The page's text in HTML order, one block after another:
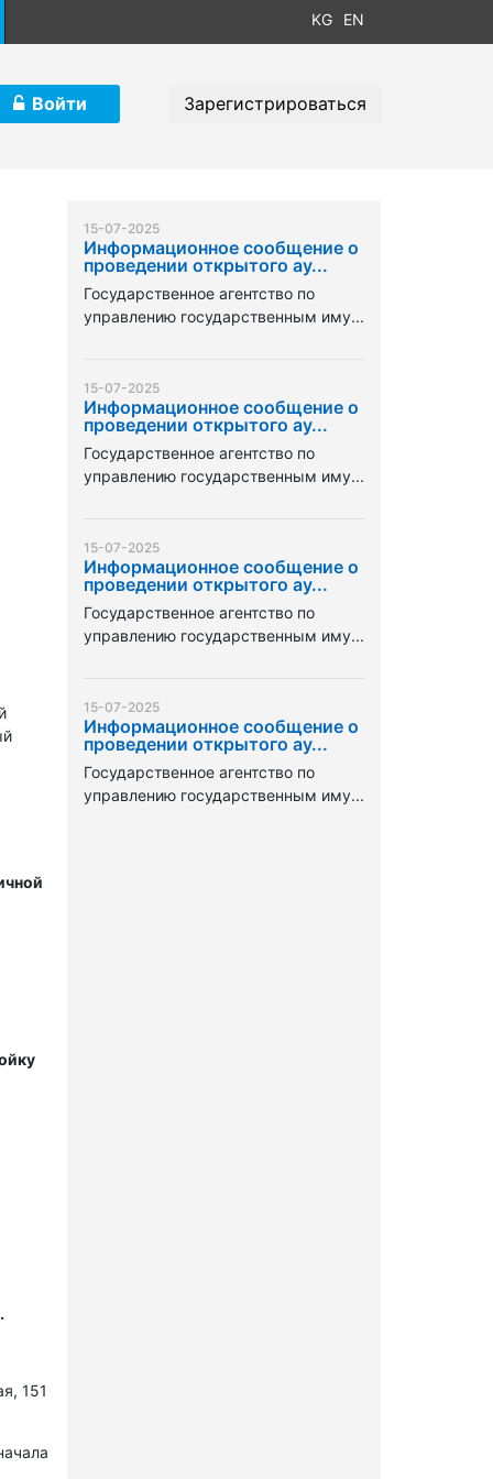
KG EN
Войти Зарегистрироваться
151
15-07-2025
Информационное сообщение о
проведении открытого ау...
Государственное агентство по
управлению государственным иму...
15-07-2025
Информационное сообщение о
проведении открытого ау...
Государственное агентство по
управлению государственным иму...
15-07-2025
Информационное сообщение о
проведении открытого ау...
Государственное агентство по
управлению государственным иму...
15-07-2025
Информационное сообщение о
проведении открытого ау...
Государственное агентство по
управлению государственным иму...